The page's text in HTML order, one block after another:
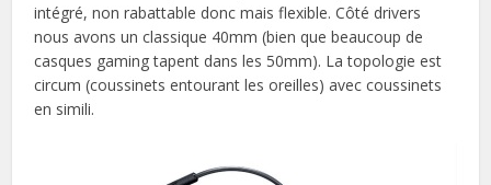
intégré, non rabattable donc mais flexible. Côté drivers
nous avons un classique 40mm (bien que beaucoup de
casques gaming tapent dans les 50mm). La topologie est
circum (coussinets entourant les oreilles) avec coussinets
en simili.